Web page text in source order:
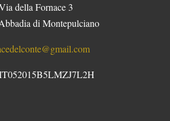
della Fornace 3
di Montepulciano